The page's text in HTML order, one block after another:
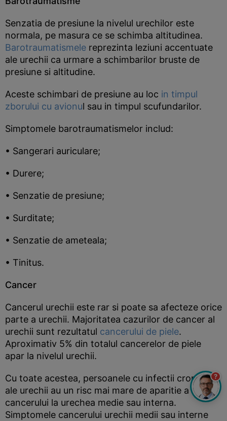
Senzatia de presiune la nivelul urechilor este
normala, pe masura ce se schimba altitudinea.
Barotraumatismele reprezinta leziuni accentuate
ale urechii ca urmare a schimbarilor bruste de
presiune si altitudine.
Aceste schimbari de presiune au loc in timpul
zborului cu avionul sau in timpul scufundarilor.
Simptomele barotraumatismelor includ:
• Sangerari auriculare;
• Durere;
• Senzatie de presiune;
• Surditate;
• Senzatie de ameteala;
• Tinitus.
Cancer
Cancerul urechii este rar si poate sa afecteze orice
parte a urechii. Majoritatea cazurilor de cancer al
urechii sunt rezultatul cancerului de piele.
Aproximativ 5% din totalul cancerelor de piele
apar la nivelul urechii.
Cu toate acestea, persoanele cu infectii cronice
ale urechii au un risc mai mare de aparitie a
cancerului la urechea medie sau interna.
Simptomele cancerului urechii medii sau interne
?